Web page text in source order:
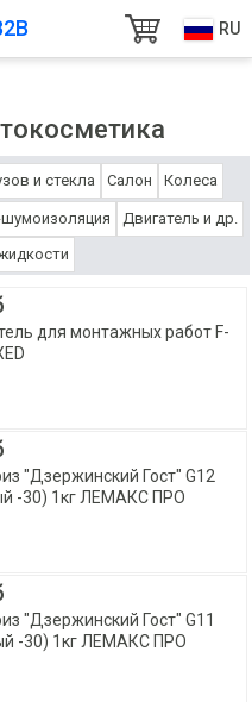
RU
и стекла Салон Колеса
Двигатель и др.
для монтажных работ F-
"Дзержинский Гост" G12
-30) 1кг ЛЕМАКС ПРО
"Дзержинский Гост" G11
-30) 1кг ЛЕМАКС ПРО